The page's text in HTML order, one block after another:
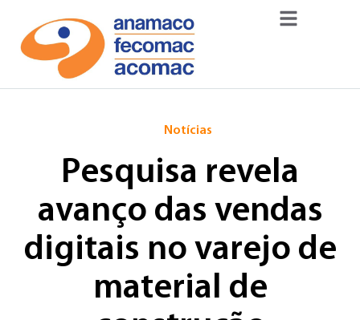
Notícias
Pesquisa revela
avanço das vendas
digitais no varejo de
material de